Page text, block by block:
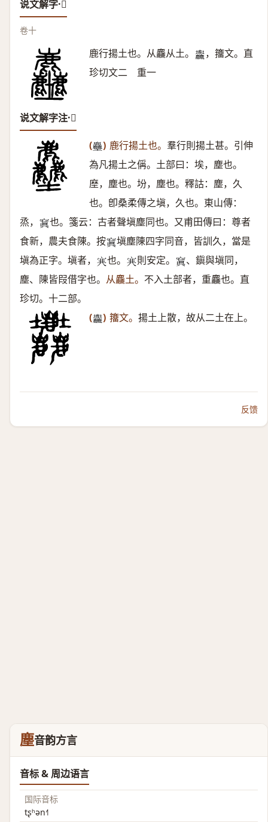
说文解字·𪋻
卷十
鹿行揚土也。从麤从土。 𡔚 ，籒文。直
珍切文二 重一
说文解字注·𪋻
(𪋻 ) 鹿行揚土也。 羣行則揚土甚。引伸
為凡揚土之偁。土部曰：埃，塵也。
塺，塵也。坋，塵也。釋詁：塵，久
也。卽桑柔傳之塡，久也。東山傳：
烝， 𥧑 也。箋云：古者聲塡塵同也。又甫田傳曰：尊者
食新，農夫食陳。按𥧑 塡塵陳四字同音，皆訓久，當是
塡為正字。塡者， 𡨄 也。 𡨄 則安定。 𥧑 、鎭與塡同，
塵、陳皆叚借字也。 从麤土。 不入土部者，重麤也。直
珍切。十二部。
(𡔚 ) 籒文。 揚土上散，故从二土在上。
反馈
塵音韵方言
音标 & 周边语言
国际音标
tʂʰən˧˥